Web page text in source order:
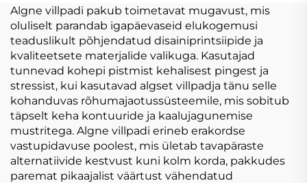
Kanekas Katte
Personaliseeritav
Plush Võtmekeedas
Personaliseeritud
Kpop Plush Doll
Mänguasjad 10cm
Algne villpadi pakub toimetavat mugavust, mis
oluliselt parandab igapäevaseid elukogemusi
teaduslikult põhjendatud disainiprintsiipide ja
kvaliteetsete materjalide valikuga. Kasutajad
tunnevad kohepi pistmist kehalisest pingest ja
stressist, kui kasutavad algset villpadja tänu selle
kohanduvas rõhumajaotussüsteemile, mis sobitub
täpselt keha kontuuride ja kaalujagunemise
mustritega. Algne villpadi erineb erakordse
vastupidavuse poolest, mis ületab tavapäraste
alternatiivide kestvust kuni kolm korda, pakkudes
paremat pikaajalist väärtust vähendatud